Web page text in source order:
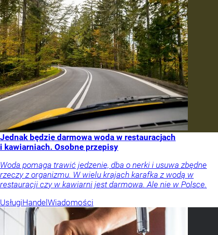
Jednak będzie darmowa woda w restauracjach
i kawiarniach. Osobne przepisy
Woda pomaga trawić jedzenie, dba o nerki i usuwa zbędne
rzeczy z organizmu. W wielu krajach karafka z wodą w
restauracji czy w kawiarni jest darmowa. Ale nie w Polsce.
UsługiHandel Wiadomości